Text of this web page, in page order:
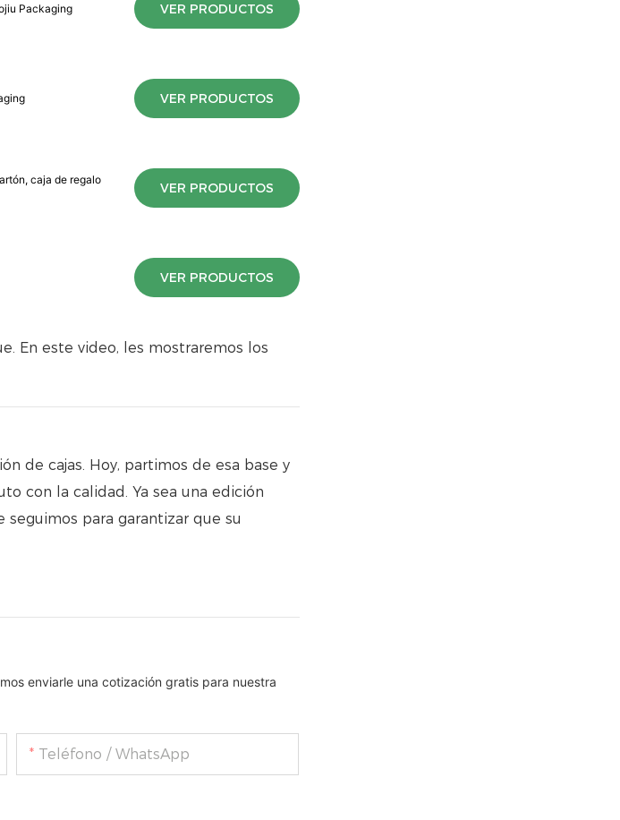
Packaging VER PRODUCTOS
VER PRODUCTOS
caja de regalo
VER PRODUCTOS
VER PRODUCTOS
En este video, les mostraremos los
de cajas. Hoy, partimos de esa base y
con la calidad. Ya sea una edición
seguimos para garantizar que su
enviarle una cotización gratis para nuestra
Teléfono / WhatsApp